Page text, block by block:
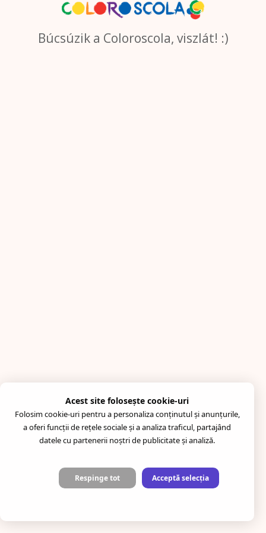
Búcsúzik a Coloroscola, viszlát! :)
Acest site folosește cookie-uri
Folosim cookie-uri pentru a personaliza conținutul și anunțurile,
a oferi funcții de rețele sociale și a analiza traficul, partajând
datele cu partenerii noștri de publicitate și analiză.
Respinge tot Acceptă selecția